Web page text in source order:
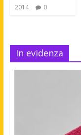
2014
0
In evidenza